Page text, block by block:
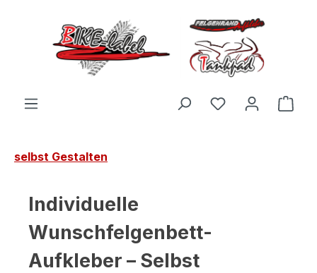
Zum Hauptinhalt springen
Du hast 0
selbst Gestalten
Individuelle
Wunschfelgenbett-
Aufkleber – Selbst